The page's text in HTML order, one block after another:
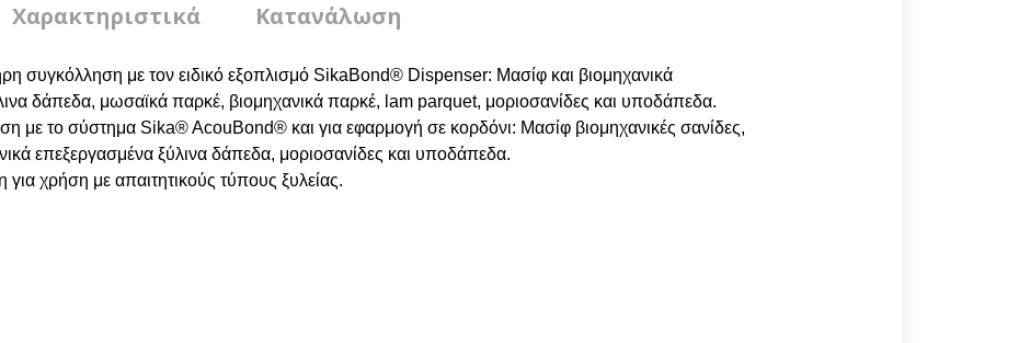
Χαρακτηριστικά Κατανάλωση
συγκόλληση με τον ειδικό εξοπλισμό SikaBond® Dispenser: Μασίφ και βιομηχανικά
δάπεδα, μωσαϊκά παρκέ, βιομηχανικά παρκέ, lam parquet, μοριοσανίδες και υποδάπεδα.
με το σύστημα Sika® AcouBond® και για εφαρμογή σε κορδόνι: Μασίφ βιομηχανικές σανίδες,
επεξεργασμένα ξύλινα δάπεδα, μοριοσανίδες και υποδάπεδα.
για χρήση με απαιτητικούς τύπους ξυλείας.